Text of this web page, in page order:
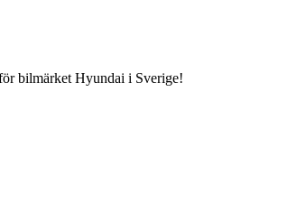
bilmärket Hyundai i Sverige!